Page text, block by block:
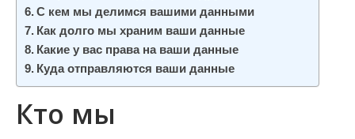
С кем мы делимся вашими данными
Как долго мы храним ваши данные
Какие у вас права на ваши данные
Куда отправляются ваши данные
Кто мы